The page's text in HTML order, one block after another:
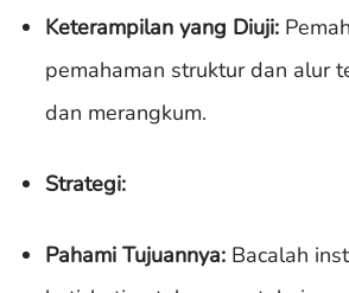
Keterampilan yang Diuji:
pemahaman struktur dan alur
dan merangkum.
Strategi:
Pahami Tujuannya: Bacalah